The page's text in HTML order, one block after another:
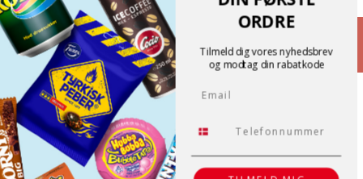
Powered by
Translate
Shopping cart0
Der er ingen produkter i kurven!
Fortsæt med at handle
ORDRE
Tilmeld dig vores nyhedsbrev
og modtag din rabatkode
Email
Tlf.